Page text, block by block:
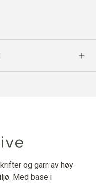
og garn av høy
Med base i